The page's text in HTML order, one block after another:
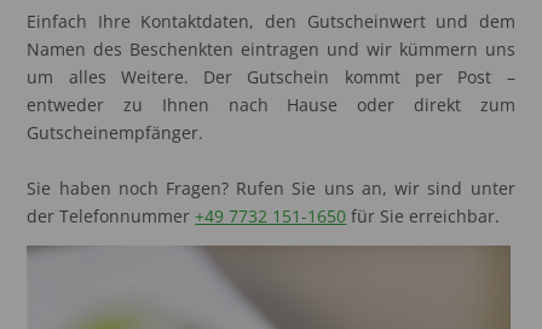
Einfach Ihre Kontaktdaten, den Gutscheinwert und dem
Namen des Beschenkten eintragen und wir kümmern uns
um alles Weitere. Der Gutschein kommt per Post –
entweder zu Ihnen nach Hause oder direkt zum
Gutscheinempfänger.
Sie haben noch Fragen? Rufen Sie uns an, wir sind unter
der Telefonnummer+49 7732 151-1650 für Sie erreichbar.